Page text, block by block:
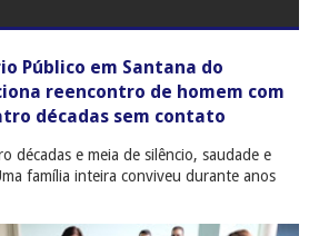
Público em Santana do
reencontro de homem com
décadas sem contato
décadas e meia de silêncio, saudade e
família inteira conviveu durante anos